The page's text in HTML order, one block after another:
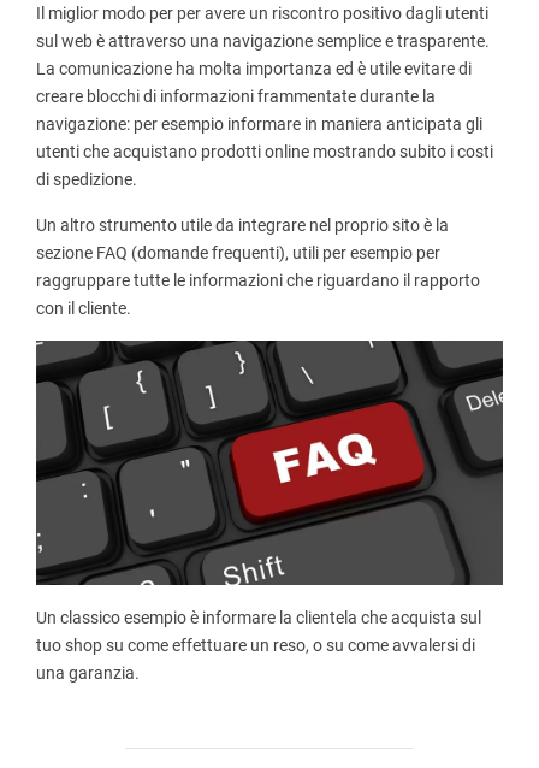
Il miglior modo per per avere un riscontro positivo dagli utenti
sul web è attraverso una navigazione semplice e trasparente.
La comunicazione ha molta importanza ed è utile evitare di
creare blocchi di informazioni frammentate durante la
navigazione: per esempio informare in maniera anticipata gli
utenti che acquistano prodotti online mostrando subito i costi
di spedizione.
Un altro strumento utile da integrare nel proprio sito è la
sezione FAQ (domande frequenti), utili per esempio per
raggruppare tutte le informazioni che riguardano il rapporto
con il cliente.
Un classico esempio è informare la clientela che acquista sul
tuo shop su come effettuare un reso, o su come avvalersi di
una garanzia.